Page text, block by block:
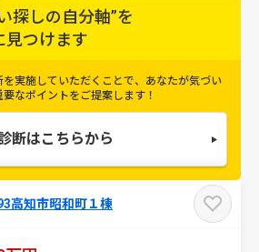
高知市昭和町１棟
探しの自分軸”を
見つけます
実施していただくことで、 あなたが気づい
なポイントをご提案します！
断はこちらから